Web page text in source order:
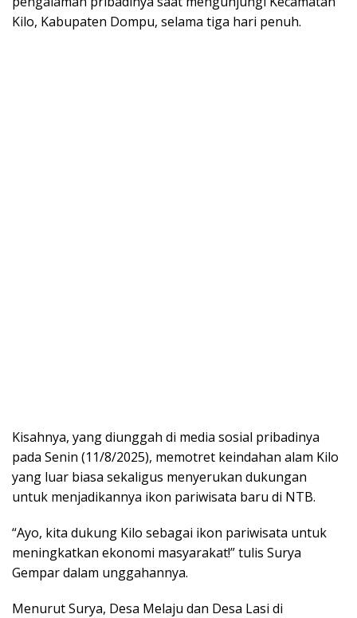
Kilo, Kabupaten Dompu, selama tiga hari penuh.
Kisahnya, yang diunggah di media sosial pribadinya
pada Senin (11/8/2025), memotret keindahan alam Kilo
yang luar biasa sekaligus menyerukan dukungan
untuk menjadikannya ikon pariwisata baru di NTB.
“Ayo, kita dukung Kilo sebagai ikon pariwisata untuk
meningkatkan ekonomi masyarakat!” tulis Surya
Gempar dalam unggahannya.
Menurut Surya, Desa Melaju dan Desa Lasi di